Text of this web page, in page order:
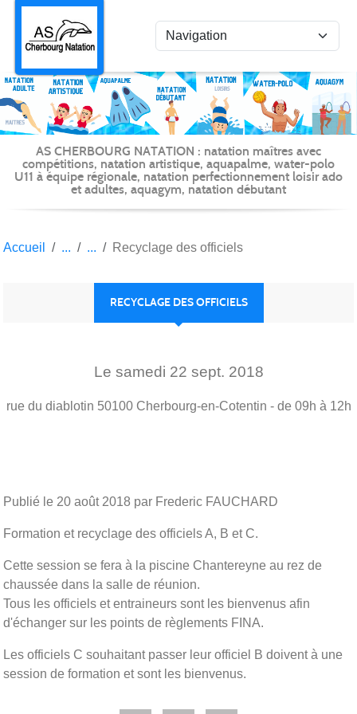
AS CHERBOURG NATATION : natation maîtres avec
compétitions, natation artistique, aquapalme, water-polo
U11 à équipe régionale, natation perfectionnement loisir ado
et adultes, aquagym, natation débutant
Accueil Recyclage des officiels
RECYCLAGE DES OFFICIELS
Le samedi 22 sept. 2018
rue du diablotin 50100 Cherbourg-en-Cotentin - de 09h à 12h
Publié le 20 août 2018 par Frederic FAUCHARD
Formation et recyclage des officiels A, B et C.
Cette session se fera à la piscine Chantereyne au rez de
chaussée dans la salle de réunion.
Tous les officiels et entraineurs sont les bienvenus afin
d'échanger sur les points de règlements FINA.
Les officiels C souhaitant passer leur officiel B doivent à une
session de formation et sont les bienvenus.
Panneau de gestion des cookies